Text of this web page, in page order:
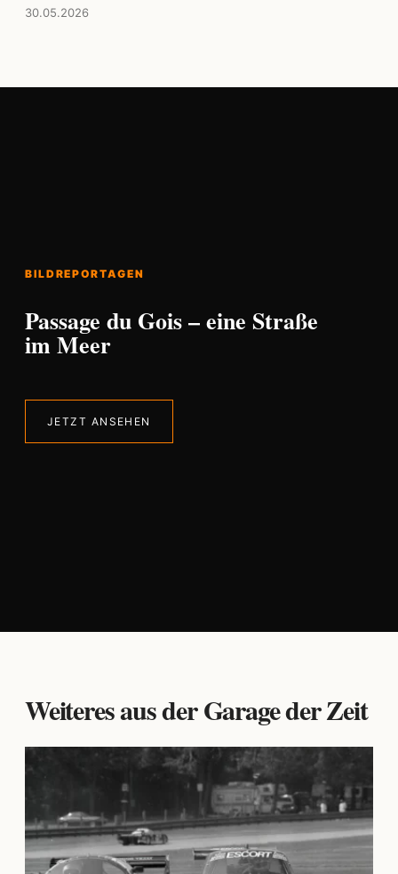
30.05.2026
BILDREPORTAGEN
Passage du Gois – eine Straße
im Meer
JETZT ANSEHEN
Weiteres aus der Garage der Zeit